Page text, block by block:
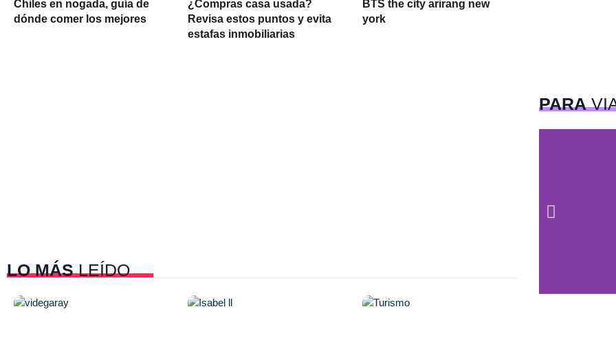
Chiles en nogada, guía de
dónde comer los mejores
¿Compras casa usada?
Revisa estos puntos y evita
estafas inmobiliarias
BTS the city arirang new
york
LO MÁSLEÍDO
PARA